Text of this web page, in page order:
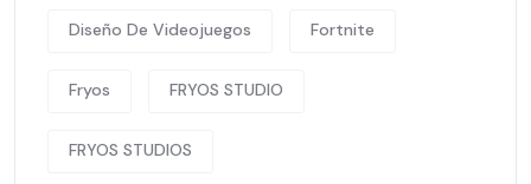
Diseño De Videojuegos Fortnite
Fryos FRYOS STUDIO
FRYOS STUDIOS